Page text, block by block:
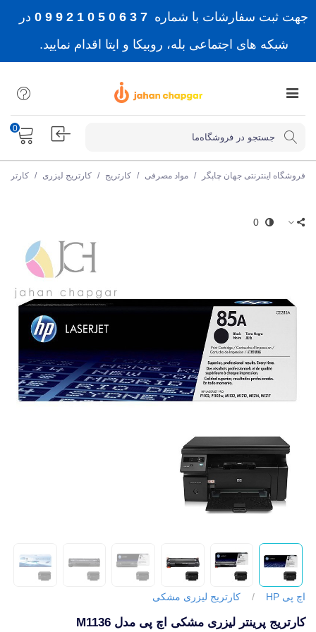
جهت ثبت سفارشات با شماره 7 3 6 0 5 0 1 2 9 9 0
در
شبکه های اجتماعی بله، روبیکا و ایتا اقدام نمایید.
0
فروشگاه اینترنتی جهان چاپگر / مواد مصرفی / کارتریج / کارتریج لیزری /
0
اچ پی HP / کارتریج لیزری مشکی
کارتریج پرینتر لیزری مشکی اچ پی مدل M1136